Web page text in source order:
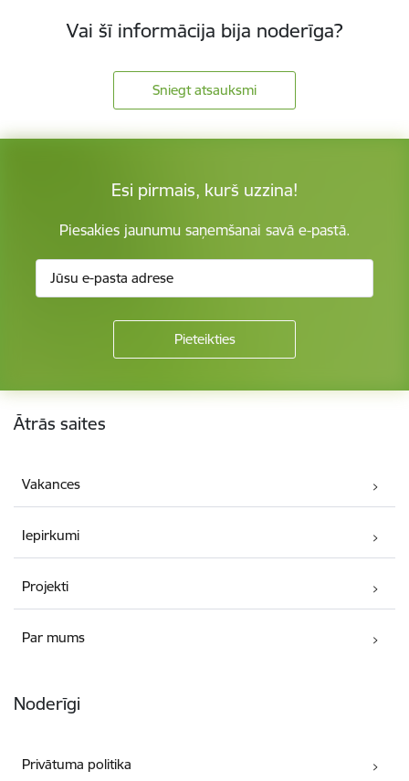
Vai šī informācija bija noderīga?
Sniegt atsauksmi
Esi pirmais, kurš uzzina!
Piesakies jaunumu saņemšanai savā e-pastā.
Kājene
Ātrās saites
Vakances
Iepirkumi
Projekti
Par mums
Noderīgi
Privātuma politika